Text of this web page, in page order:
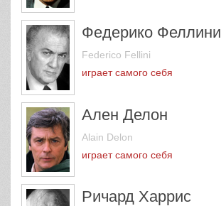
Федерико Феллини
Federico Fellini
играет самого себя
Ален Делон
Alain Delon
играет самого себя
Ричард Харрис